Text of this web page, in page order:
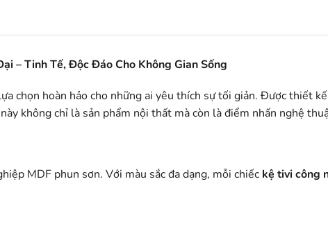
– Tinh Tế, Độc Đáo Cho Không Gian Sống
chọn hoàn hảo cho những ai yêu thích sự tối giản. Được thiết
không chỉ là sản phẩm nội thất mà còn là điểm nhấn nghệ
MDF phun sơn. Với màu sắc đa dạng, mỗi chiếc kệ tivi công